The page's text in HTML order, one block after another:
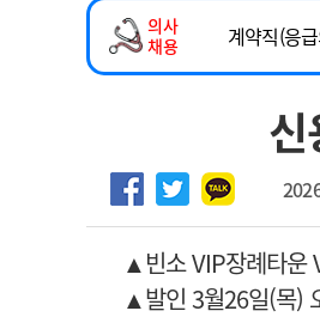
인포메이션 행
회
의사
채용
계약직(응
하반기 전
2026년 하
마취통증의
▲빈소VIP장례타운
▲발인 3월26일(목)